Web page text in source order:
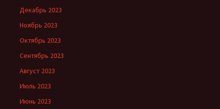
Декабрь 2023
Ноябрь 2023
Октябрь 2023
Сентябрь 2023
Август 2023
Июль 2023
Июнь 2023